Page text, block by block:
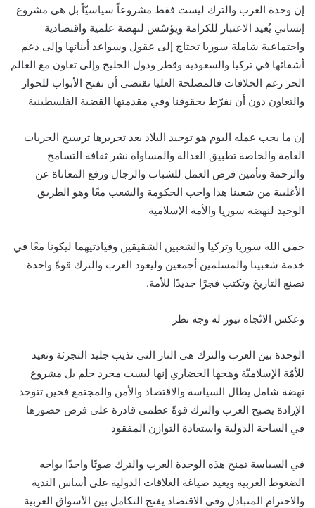
إن وحدة العرب والترك ليست فقط مشروعاً سياسيّاً بل هي مشروع
إنساني يُعيد الاعتبار للكرامة ويؤسّس لنهضة علمية واقتصادية
واجتماعية شاملة سوريا تحتاج إلى عقول وسواعد أبنائها وإلى دعم
أشقائها في تركيا والسعودية وقطر ودول الخليج وإلى تعاون مع العالم
الحر رغم الخلافات فالمصلحة العليا تقتضي أن نفتح الأبواب للحوار
والتعاون دون أن نفرّط بحقوقنا وفي مقدمتها القضية الفلسطينية
إن ما يجب عمله اليوم هو توحيد البلاد بعد تحريرها ترسيخ الحريات
العامة والخاصة تطبيق العدالة والمساواة نشر ثقافة التسامح
والرحمة وتأمين فرص العمل للشباب والرجال ورفع المعاناة عن
الأغلبية من شعبنا هذا واجب الحكومة والشعب معًا وهو الطريق
الوحيد لنهضة سوريا والأمة الإسلامية
حمى الله سوريا وتركيا والشعبين الشقيقين وقيادتيهما ليكونا معًا في
خدمة شعبينا والمسلمين أجمعين وليعود العرب والترك قوةً واحدة
تصنع التاريخ وتكتب فجرًا جديدًا للأمة.
وعكس الاتّجاه نيوز له وجه نظر
الوحدة بين العرب والترك هي النار التي تذيب جليد التجزئة وتعيد
للأمّة الإسلاميّة وهجها الحضاري إنها ليست مجرد حلم بل مشروع
نهضة شامل يطال السياسة والاقتصاد والأمن والمجتمع فحين تتوحد
الإرادة يصبح العرب والترك قوةً عظمى قادرة على فرض حضورها
في الساحة الدولية واستعادة التوازن المفقود
في السياسة تمنح هذه الوحدة العرب والترك صوتًا واحدًا يواجه
الضغوط الغربية ويعيد صياغة العلاقات الدولية على أساس الندية
والاحترام المتبادل وفي الاقتصاد يفتح التكامل بين الأسواق العربية